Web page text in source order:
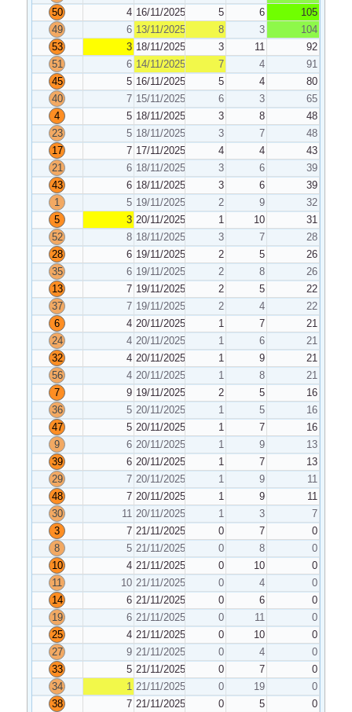
50
4 16/11/2025 5 6
105
49
6 13/11/2025 8 3
104
53
3 18/11/2025 3 11
92
51
6 14/11/2025 7 4
91
45
5 16/11/2025 5 4
80
40
7 15/11/2025 6 3
65
4
5 18/11/2025 3 8
48
23
5 18/11/2025 3 7
48
17
7 17/11/2025 4 4
43
21
6 18/11/2025 3 6
39
43
6 18/11/2025 3 6
39
1
5 19/11/2025 2 9
32
5
3 20/11/2025 1 10
31
52
8 18/11/2025 3 7
28
28
6 19/11/2025 2 5
26
35
6 19/11/2025 2 8
26
13
7 19/11/2025 2 5
22
37
7 19/11/2025 2 4
22
6
4 20/11/2025 1 7
21
24
4 20/11/2025 1 6
21
32
4 20/11/2025 1 9
21
56
4 20/11/2025 1 8
21
7
9 19/11/2025 2 5
16
36
5 20/11/2025 1 5
16
47
5 20/11/2025 1 7
16
9
6 20/11/2025 1 9
13
39
6 20/11/2025 1 7
13
29
7 20/11/2025 1 9
11
48
7 20/11/2025 1 9
11
30
11 20/11/2025 1 3
7
3
7 21/11/2025 0 7
0
8
5 21/11/2025 0 8
0
10
4 21/11/2025 0 10
0
11
10 21/11/2025 0 4
0
14
6 21/11/2025 0 6
0
19
6 21/11/2025 0 11
0
25
4 21/11/2025 0 10
0
27
9 21/11/2025 0 4
0
33
5 21/11/2025 0 7
0
34
1 21/11/2025 0 19
0
38
7 21/11/2025 0 5
0